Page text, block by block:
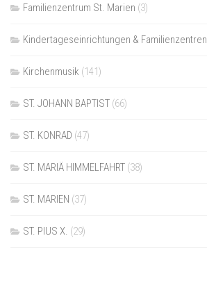
Familienzentrum St. Marien (3)
Kindertageseinrichtungen & Familienzentren
Kirchenmusik (141)
ST. JOHANN BAPTIST (66)
ST. KONRAD (47)
ST. MARIÄ HIMMELFAHRT (38)
ST. MARIEN (37)
ST. PIUS X. (29)